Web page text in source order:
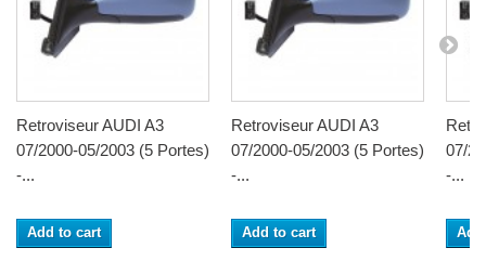
Retroviseur AUDI A3
07/2000-05/2003 (5 Portes)
-...
Add to cart
Retroviseur AUDI A3
07/2000-05/2003 (5 Portes)
-...
Add to cart
07/
-...